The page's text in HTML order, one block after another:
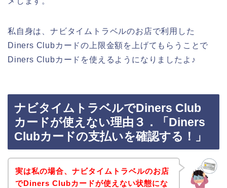
私自身は、ナビタイムトラベルのお店で利用した
Diners Clubカードの上限金額を上げてもらうことで
Diners Clubカードを使えるようになりましたよ♪
ナビタイムトラベルでDiners Club
カードが使えない理由３．「Diners
Clubカードの支払いを確認する！」
実は私の場合、ナビタイムトラベルのお店
でDiners Clubカードが使えない状態にな